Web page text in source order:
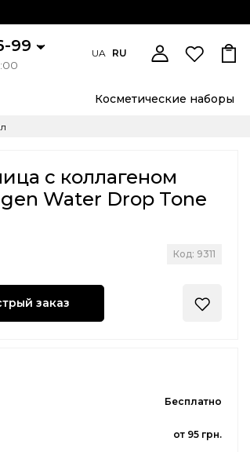
99 UA RU
Косметические наборы
с коллагеном
Water Drop Tone
Код: 9311
заказ
Бесплатно
от 95 грн.